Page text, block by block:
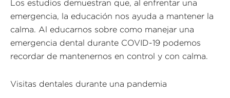
Los estudios demuestran que, al enfrentar una
emergencia, la educación nos ayuda a mantener la
calma. Al educarnos sobre como manejar una
emergencia dental durante COVID-19 podemos
recordar de mantenernos en control y con calma.
Visitas dentales durante una pandemia